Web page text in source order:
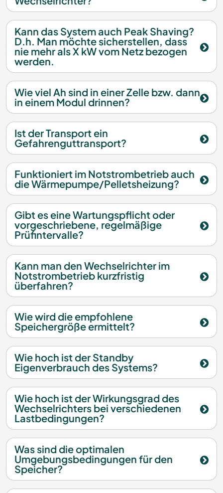
Kann das System auch Peak Shaving?
D.h. Man möchte sicherstellen, dass
nie mehr als X kW vom Netz bezogen
werden.
Wie viel Ah sind in einer Zelle bzw. dann
in einem Modul drinnen?
Ist der Transport ein
Gefahrenguttransport?
Funktioniert im Notstrombetrieb auch
die Wärmepumpe/Pelletsheizung?
Gibt es eine Wartungspflicht oder
vorgeschriebene, regelmäßige
Prüfintervalle?
Kann man den Wechselrichter im
Notstrombetrieb kurzfristig
überfahren?
Wie wird die empfohlene
Speichergröße ermittelt?
Wie hoch ist der Standby
Eigenverbrauch des Systems?
Wie hoch ist der Wirkungsgrad des
Wechselrichters bei verschiedenen
Lastbedingungen?
Was sind die optimalen
Umgebungsbedingungen für den
Speicher?